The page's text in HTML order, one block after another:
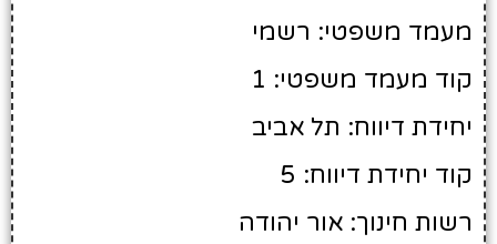
מעמד משפטי: רשמי
קוד מעמד משפטי: 1
יחידת דיווח: תל אביב
קוד יחידת דיווח: 5
רשות חינוך: אור יהודה